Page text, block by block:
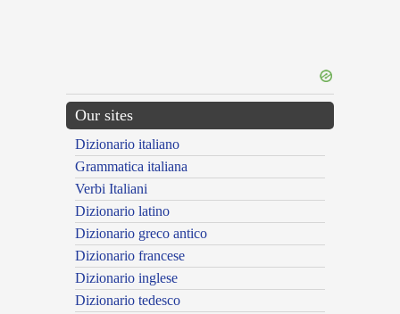
Our sites
Dizionario italiano
Grammatica italiana
Verbi Italiani
Dizionario latino
Dizionario greco antico
Dizionario francese
Dizionario inglese
Dizionario tedesco